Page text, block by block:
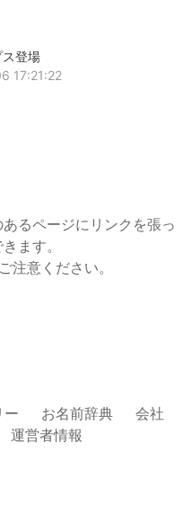
ス登場
17:21:22
るページにリンクを張っ
ます。
注意ください。
ー お名前辞典
会社
運営者情報